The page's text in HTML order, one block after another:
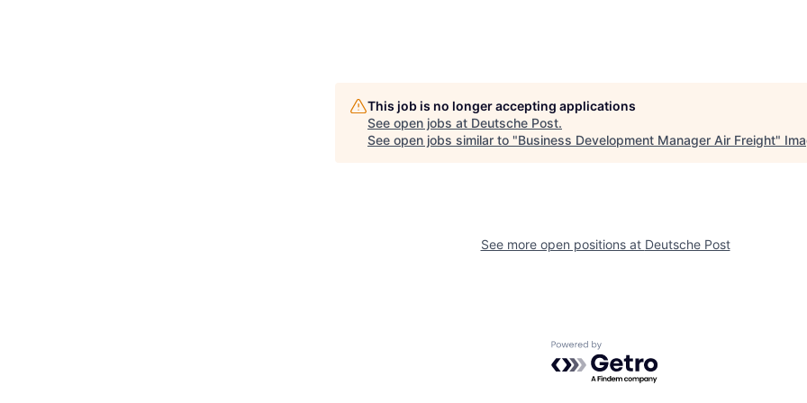
This job is no longer accepting applications
See open jobs at Deutsche Post.
See open jobs similar to "Business Development Manager Air Freight"
See more open positions at Deutsche Post
Powered by Getro.com